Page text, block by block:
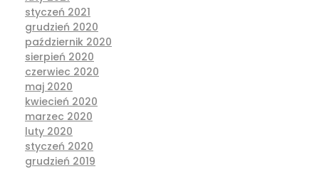
styczeń 2021
grudzień 2020
październik 2020
sierpień 2020
czerwiec 2020
maj 2020
kwiecień 2020
marzec 2020
luty 2020
styczeń 2020
grudzień 2019